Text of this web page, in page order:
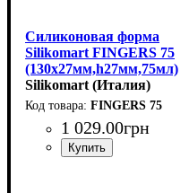
Силиконовая форма
Silikomart FINGERS 75
(130x27мм,h27мм,75мл)
Silikomart (Италия)
FINGERS 75
1 029.00грн